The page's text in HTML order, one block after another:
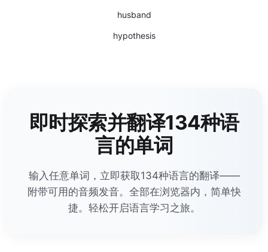
husband
hypothesis
即时探索并翻译134种语
言的单词
输入任意单词，立即获取134种语言的翻译——
附带可用的音频发音。全部在浏览器内，简单快
捷。轻松开启语言学习之旅。